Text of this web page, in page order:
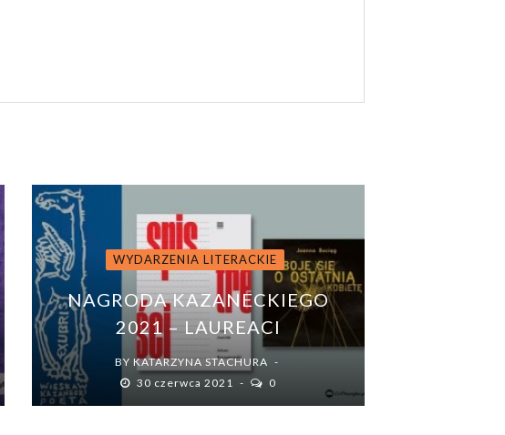
WYDARZENIA LITERACKIE
NAGRODA KAZANECKIEGO
2021 – LAUREACI
BY KATARZYNA STACHURA
30 czerwca 2021
0